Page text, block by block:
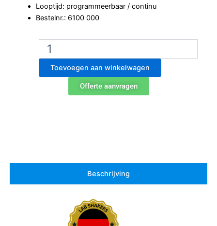
Looptijd: programmeerbaar / continu
Bestelnr.: 6100 000
Edmund
Buhler
Schudapparaat
Toevoegen aan winkelwagen
Offerte aanvragen
Beschrijving